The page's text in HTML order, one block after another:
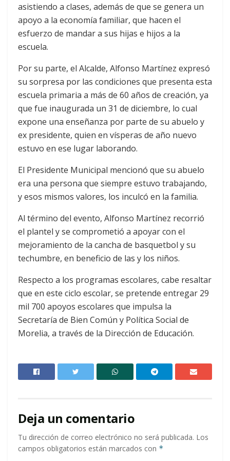
asistiendo a clases, además de que se genera un
apoyo a la economía familiar, que hacen el
esfuerzo de mandar a sus hijas e hijos a la
escuela.
Por su parte, el Alcalde, Alfonso Martínez expresó
su sorpresa por las condiciones que presenta esta
escuela primaria a más de 60 años de creación, ya
que fue inaugurada un 31 de diciembre, lo cual
expone una enseñanza por parte de su abuelo y
ex presidente, quien en vísperas de año nuevo
estuvo en ese lugar laborando.
El Presidente Municipal mencionó que su abuelo
era una persona que siempre estuvo trabajando,
y esos mismos valores, los inculcó en la familia.
Al término del evento, Alfonso Martínez recorrió
el plantel y se comprometió a apoyar con el
mejoramiento de la cancha de basquetbol y su
techumbre, en beneficio de las y los niños.
Respecto a los programas escolares, cabe resaltar
que en este ciclo escolar, se pretende entregar 29
mil 700 apoyos escolares que impulsa la
Secretaría de Bien Común y Política Social de
Morelia, a través de la Dirección de Educación.
Deja un comentario
Tu dirección de correo electrónico no será publicada. Los
campos obligatorios están marcados con *